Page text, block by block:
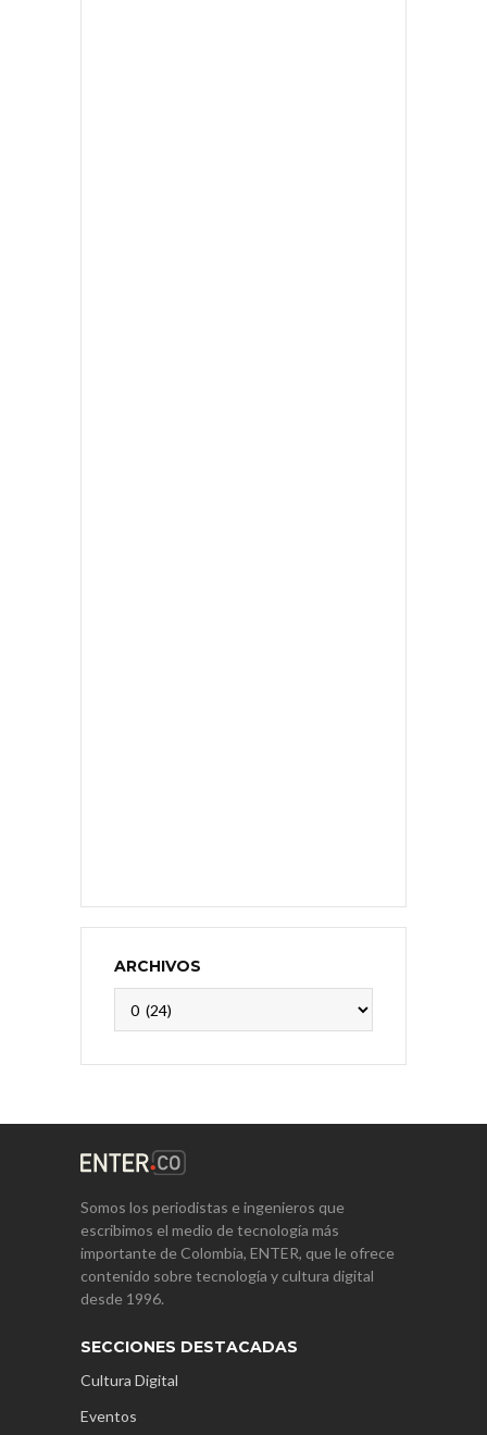
ARCHIVOS
Somos los periodistas e ingenieros que
escribimos el medio de tecnología más
importante de Colombia, ENTER, que le ofrece
contenido sobre tecnología y cultura digital
desde 1996.
SECCIONES DESTACADAS
Cultura Digital
Eventos